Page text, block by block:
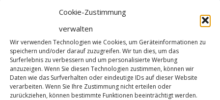
Cookie-Zustimmung
verwalten
Wir verwenden Technologien wie Cookies, um Geräteinformationen zu
speichern und/oder darauf zuzugreifen. Wir tun dies, um das
Surferlebnis zu verbessern und um personalisierte Werbung
anzuzeigen. Wenn Sie diesen Technologien zustimmen, können wir
Daten wie das Surfverhalten oder eindeutige IDs auf dieser Website
verarbeiten. Wenn Sie Ihre Zustimmung nicht erteilen oder
zurückziehen, können bestimmte Funktionen beeinträchtigt werden.
24. Juni 2019